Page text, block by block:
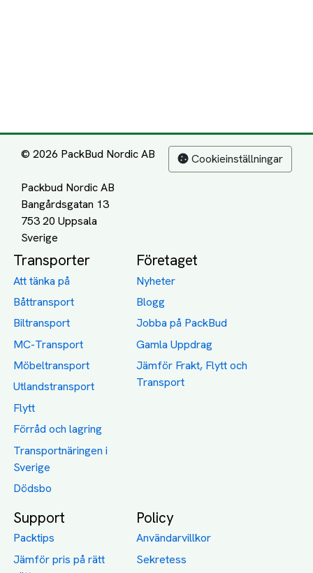
© 2026 PackBud Nordic AB
Packbud Nordic AB
Bangårdsgatan 13
753 20 Uppsala
Cookieinställningar
Transporter
Att tänka på
Båttransport
Biltransport
MC-Transport
Möbeltransport
Utlandstransport
Flytt
Förråd och lagring
Transportnäringen i
Sverige
Dödsbo
Företaget
Nyheter
Blogg
Jobba på PackBud
Gamla Uppdrag
Jämför Frakt, Flytt och
Transport
Support
Packtips
Jämför pris på rätt
Policy
Användarvillkor
Sekretess